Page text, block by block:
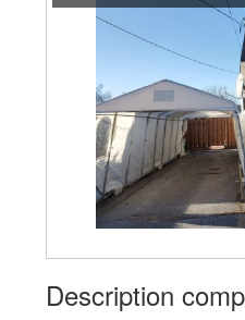
Description